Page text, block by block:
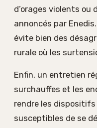
d’orages violents ou
annoncés par
évite bien des
rurale où les
Enfin, un entretien
surchauffes et les
rendre les
susceptibles de se